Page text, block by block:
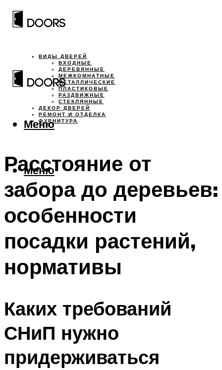
ВИДЫ ДВЕРЕЙ
ВХОДНЫЕ
ДЕРЕВЯННЫЕ
МЕЖКОМНАТНЫЕ
МЕТАЛЛИЧЕСКИЕ
ПЛАСТИКОВЫЕ
РАЗДВИЖНЫЕ
СТЕКЛЯННЫЕ
ДЕКОР ДВЕРЕЙ
РЕМОНТ И ОТДЕЛКА
ФУРНИТУРА
Меню
Меню
Расстояние от
забора до деревьев:
особенности
посадки растений,
нормативы
Каких требований
СНиП нужно
придерживаться